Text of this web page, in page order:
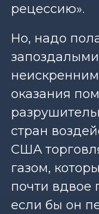
рецессию».
Но, надо
запоздалыми
оказания
стран
США
газом,
почти вдвое
если бы он